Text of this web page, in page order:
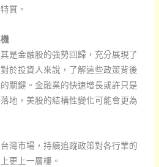
質。
是金融股的強勢回歸，充分展現了
於投資人來說，了解這些政策背後
關鍵。金融業的快速增長或許只是
地，美股的結構性變化可能會更為
灣市場，持續追蹤政策對各行業的
更上一層樓。